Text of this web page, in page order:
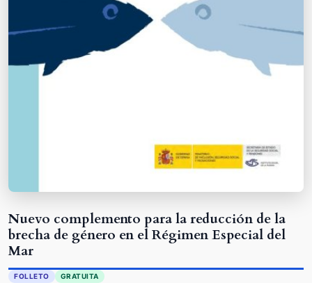
Nuevo complemento para la reducción de la
brecha de género en el Régimen Especial del
Mar
FOLLETO GRATUITA